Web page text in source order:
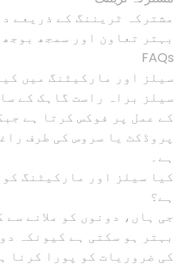
مشترکہ ٹریننگ کے ذریعے
بہتر تعاون اور سمجھ
FAQs
سیلز اور مارکیٹنگ میں
سیلز براہ راست گاہک کے
کے عمل پر فوکس کرتا ہے
پروڈکٹ یا سروس کی طرف
ہے۔
کیا سیلز اور مارکیٹنگ کو
ہے؟
جی ہاں، دونوں کو ملانے
بہتر ہو سکتی ہے کیونکہ
کی ضروریات کو پورا کرنا